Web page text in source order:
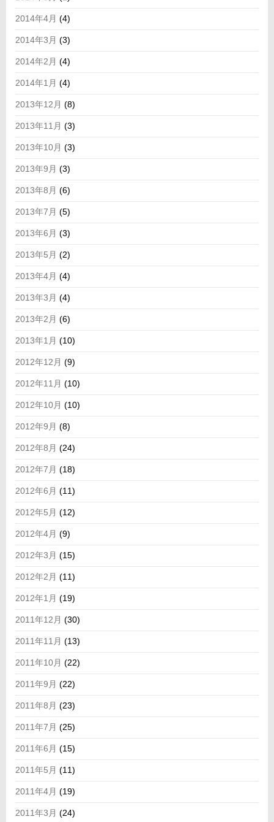
2014年4月 (4)
2014年3月 (3)
2014年2月 (4)
2014年1月 (4)
2013年12月 (8)
2013年11月 (3)
2013年10月 (3)
2013年9月 (3)
2013年8月 (6)
2013年7月 (5)
2013年6月 (3)
2013年5月 (2)
2013年4月 (4)
2013年3月 (4)
2013年2月 (6)
2013年1月 (10)
2012年12月 (9)
2012年11月 (10)
2012年10月 (10)
2012年9月 (8)
2012年8月 (24)
2012年7月 (18)
2012年6月 (11)
2012年5月 (12)
2012年4月 (9)
2012年3月 (15)
2012年2月 (11)
2012年1月 (19)
2011年12月 (30)
2011年11月 (13)
2011年10月 (22)
2011年9月 (22)
2011年8月 (23)
2011年7月 (25)
2011年6月 (15)
2011年5月 (11)
2011年4月 (19)
2011年3月 (24)